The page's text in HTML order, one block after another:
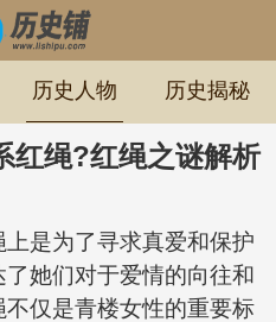
历史人物 历史揭秘
红绳?红绳之谜解析
是为了寻求真爱和保护
她们对于爱情的向往和
仅是青楼女性的重要标